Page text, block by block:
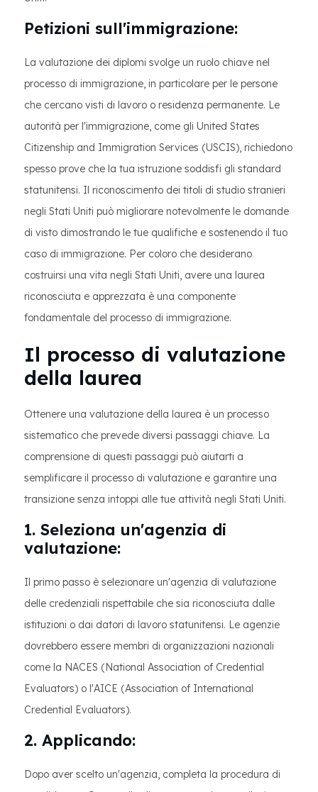
Petizioni sull'immigrazione:
La valutazione dei diplomi svolge un ruolo chiave nel
processo di immigrazione, in particolare per le persone
che cercano visti di lavoro o residenza permanente. Le
autorità per l'immigrazione, come gli United States
Citizenship and Immigration Services (USCIS), richiedono
spesso prove che la tua istruzione soddisfi gli standard
statunitensi. Il riconoscimento dei titoli di studio stranieri
negli Stati Uniti può migliorare notevolmente le domande
di visto dimostrando le tue qualifiche e sostenendo il tuo
caso di immigrazione. Per coloro che desiderano
costruirsi una vita negli Stati Uniti, avere una laurea
riconosciuta e apprezzata è una componente
fondamentale del processo di immigrazione.
Il processo di valutazione
della laurea
Ottenere una valutazione della laurea è un processo
sistematico che prevede diversi passaggi chiave. La
comprensione di questi passaggi può aiutarti a
semplificare il processo di valutazione e garantire una
transizione senza intoppi alle tue attività negli Stati Uniti.
1. Seleziona un'agenzia di
valutazione:
Il primo passo è selezionare un'agenzia di valutazione
delle credenziali rispettabile che sia riconosciuta dalle
istituzioni o dai datori di lavoro statunitensi. Le agenzie
dovrebbero essere membri di organizzazioni nazionali
come la NACES (National Association of Credential
Evaluators) o l'AICE (Association of International
Credential Evaluators).
2. Applicando:
Dopo aver scelto un'agenzia, completa la procedura di